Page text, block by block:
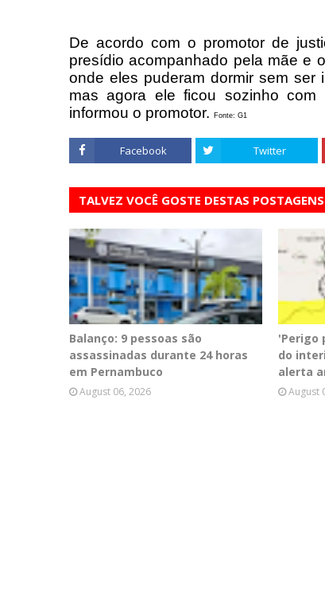
De acordo com o promotor de
presídio acompanhado pela mãe e
onde eles puderam dormir sem ser
mas agora ele ficou sozinho com
informou o promotor.
Fonte: G1
Facebook Twitter
TALVEZ VOCÊ GOSTE DESTAS POSTAGENS
Balanço: 9 pessoas são
assassinadas durante 24 horas
em Pernambuco
August 06, 2026
'Perigo
do
alerta
August